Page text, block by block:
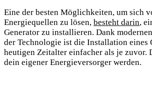
Eine der besten Möglichkeiten, um sich
Energiequellen ⁢zu lösen, besteht darin,
Generator zu installieren. Dank
der Technologie ist⁣ die Installation eines
heutigen Zeitalter einfacher als je zuvor.
dein‌ eigener ​Energieversorger werden.